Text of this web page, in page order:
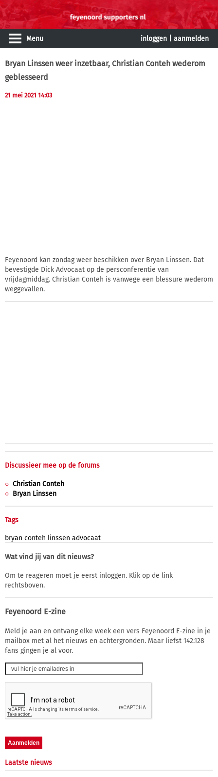
Menu inloggen aanmelden
Bryan Linssen weer inzetbaar, Christian Conteh wederom
geblesseerd
21 mei 2021 14:03
Feyenoord kan zondag weer beschikken over Bryan Linssen. Dat
bevestigde Dick Advocaat op de persconferentie van
vrijdagmiddag. Christian Conteh is vanwege een blessure wederom
weggevallen.
Discussieer mee op de forums
Christian Conteh
Bryan Linssen
Tags
bryan conteh linssen advocaat
Wat vind jij van dit nieuws?
Om te reageren moet je eerst inloggen. Klik op de link
rechtsboven.
Feyenoord E-zine
Meld je aan en ontvang elke week een vers Feyenoord E-zine in je
mailbox met al het nieuws en achtergronden. Maar liefst 142.128
fans gingen je al voor.
Laatste nieuws